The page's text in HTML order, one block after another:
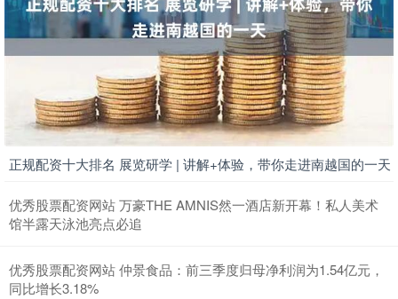
正规配资十大排名 展览研学 | 讲解+体验，带你走进南越国的一天
优秀股票配资网站 万豪THE AMNIS然一酒店新开幕！私人美术
馆半露天泳池亮点必追
优秀股票配资网站 仲景食品：前三季度归母净利润为1.54亿元，
同比增长3.18%